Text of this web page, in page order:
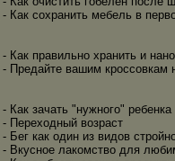
- Как сохранить мебель в
- Как правильно хранить и
- Предайте вашим кроссовкам
- Как зачать "нужного" ребенка
- Переходный возраст
- Бег как один из видов
- Вкусное лакомство для